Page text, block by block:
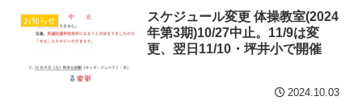
お知らせ
スケジュール変更 体操教室(2024
年第3期)10/27中止。11/9は変
更、翌日11/10・坪井小で開催
2024.10.03